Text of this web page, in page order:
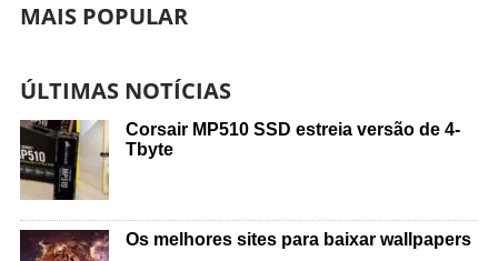
MAIS POPULAR
ÚLTIMAS NOTÍCIAS
Corsair MP510 SSD estreia versão de 4-
Tbyte
Os melhores sites para baixar wallpapers